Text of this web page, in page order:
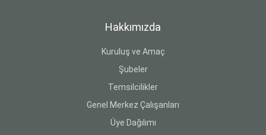
Hakkımızda
Kuruluş ve Amaç
Şubeler
Temsilcilikler
Genel Merkez Çalışanları
Üye Dağılımı